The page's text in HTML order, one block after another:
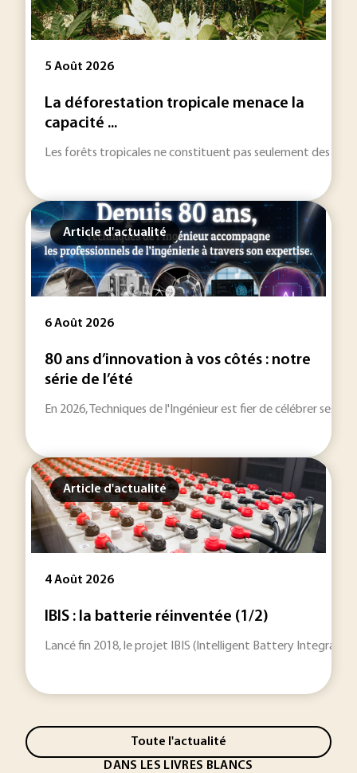
5 Août 2026
La déforestation tropicale menace la
capacité ...
Les forêts tropicales ne constituent pas seulement des
Article d'actualité
6 Août 2026
80 ans d’innovation à vos côtés : notre
série de l’été
En 2026, Techniques de l'Ingénieur est fier de célébrer ses
Article d'actualité
4 Août 2026
IBIS : la batterie réinventée (1/2)
Lancé fin 2018, le projet IBIS (Intelligent Battery
Toute l'actualité
DANS LES LIVRES BLANCS